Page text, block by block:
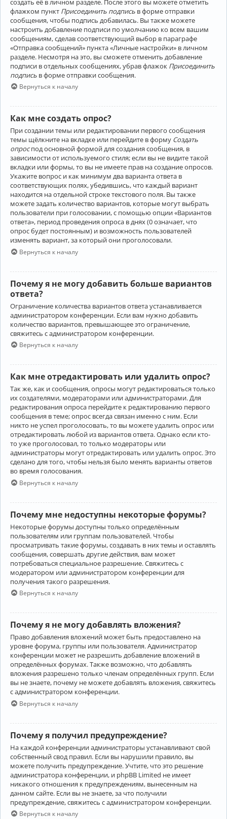
флажком пункт Присоединить подпись в форме отправки
сообщения, чтобы подпись добавилась. Вы также можете
настроить добавление подписи по умолчанию ко всем вашим
сообщениям, сделав соответствующий выбор в параграфе
«Отправка сообщений» пункта «Личные настройки» в личном
разделе. Несмотря на это, вы сможете отменить добавление
подписи в отдельных сообщениях, убрав флажок Присоединить
подпись в форме отправки сообщения.
Вернуться к началу
Как мне создать опрос?
При создании темы или редактировании первого сообщения
темы щёлкните на вкладке или перейдите в форму Создать
опроспод основной формой для создания сообщения, в
зависимости от используемого стиля; если вы не видите такой
вкладки или формы, то вы не имеете прав на создание опросов.
Укажите вопрос и как минимум два варианта ответа в
соответствующих полях, убедившись, что каждый вариант
находится на отдельной строке текстового поля. Вы также
можете задать количество вариантов, которые могут выбрать
пользователи при голосовании, с помощью опции «Вариантов
ответа», период проведения опроса в днях (0 означает, что
опрос будет постоянным) и возможность пользователей
изменять вариант, за который они проголосовали.
Вернуться к началу
Почему я не могу добавить больше вариантов
ответа?
Ограничение количества вариантов ответа устанавливается
администратором конференции. Если вам нужно добавить
количество вариантов, превышающее это ограничение,
свяжитесь с администратором конференции.
Вернуться к началу
Как мне отредактировать или удалить опрос?
Так же, как и сообщения, опросы могут редактироваться только
их создателями, модераторами или администраторами. Для
редактирования опроса перейдите к редактированию первого
сообщения в теме; опрос всегда связан именно с ним. Если
никто не успел проголосовать, то вы можете удалить опрос или
отредактировать любой из вариантов ответа. Однако если кто-
то уже проголосовал, то только модераторы или
администраторы могут отредактировать или удалить опрос. Это
сделано для того, чтобы нельзя было менять варианты ответов
во время голосования.
Вернуться к началу
Почему мне недоступны некоторые форумы?
Некоторые форумы доступны только определённым
пользователям или группам пользователей. Чтобы
просматривать такие форумы, создавать в них темы и оставлять
сообщения, совершать другие действия, вам может
потребоваться специальное разрешение. Свяжитесь с
модератором или администратором конференции для
получения такого разрешения.
Вернуться к началу
Почему я не могу добавлять вложения?
Право добавления вложений может быть предоставлено на
уровне форума, группы или пользователя. Администратор
конференции может не разрешить добавление вложений в
определённых форумах. Также возможно, что добавлять
вложения разрешено только членам определённых групп. Если
вы не знаете, почему не можете добавлять вложения, свяжитесь
с администратором конференции.
Вернуться к началу
Почему я получил предупреждение?
На каждой конференции администраторы устанавливают свой
собственный свод правил. Если вы нарушили правило, вы
можете получить предупреждение. Учтите, что это решение
администратора конференции, и phpBB Limited не имеет
никакого отношения к предупреждениям, вынесенным на
данном сайте. Если вы не знаете, за что получили
предупреждение, свяжитесь с администратором конференции.
Вернуться к началу